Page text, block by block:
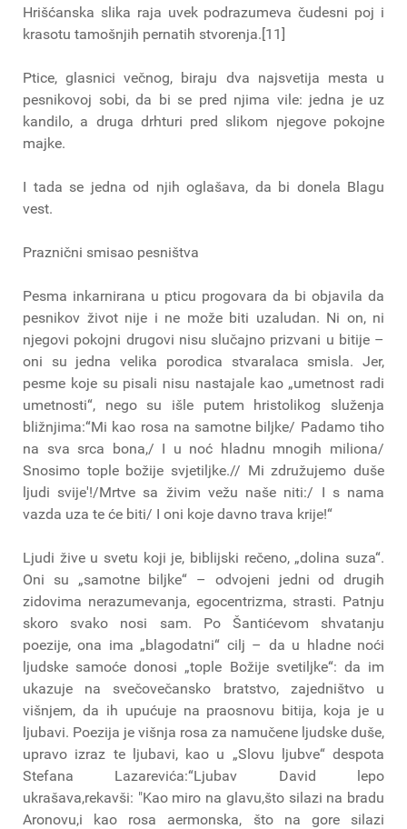
Hrišćanska slika raja uvek podrazumeva čudesni poj i
krasotu tamošnjih pernatih stvorenja.[11]
Ptice, glasnici večnog, biraju dva najsvetija mesta u
pesnikovoj sobi, da bi se pred njima vile: jedna je uz
kandilo, a druga drhturi pred slikom njegove pokojne
majke.
I tada se jedna od njih oglašava, da bi donela Blagu
vest.
Praznični smisao pesništva
Pesma inkarnirana u pticu progovara da bi objavila da
pesnikov život nije i ne može biti uzaludan. Ni on, ni
njegovi pokojni drugovi nisu slučajno prizvani u bitije –
oni su jedna velika porodica stvaralaca smisla. Jer,
pesme koje su pisali nisu nastajale kao „umetnost radi
umetnosti“, nego su išle putem hristolikog služenja
bližnjima:“Mi kao rosa na samotne biljke/ Padamo tiho
na sva srca bona,/ I u noć hladnu mnogih miliona/
Snosimo tople božije svjetiljke.// Mi združujemo duše
ljudi svije'!/Mrtve sa živim vežu naše niti:/ I s nama
vazda uza te će biti/ I oni koje davno trava krije!“
Ljudi žive u svetu koji je, biblijski rečeno, „dolina suza“.
Oni su „samotne biljke“ – odvojeni jedni od drugih
zidovima nerazumevanja, egocentrizma, strasti. Patnju
skoro svako nosi sam. Po Šantićevom shvatanju
poezije, ona ima „blagodatni“ cilj – da u hladne noći
ljudske samoće donosi „tople Božije svetiljke“: da im
ukazuje na svečovečansko bratstvo, zajedništvo u
višnjem, da ih upućuje na praosnovu bitija, koja je u
ljubavi. Poezija je višnja rosa za namučene ljudske duše,
upravo izraz te ljubavi, kao u „Slovu ljubve“ despota
Stefana Lazarevića:“Ljubav David lepo
ukrašava,rekavši: "Kao miro na glavu,što silazi na bradu
Aronovu,i kao rosa aermonska, što na gore silazi